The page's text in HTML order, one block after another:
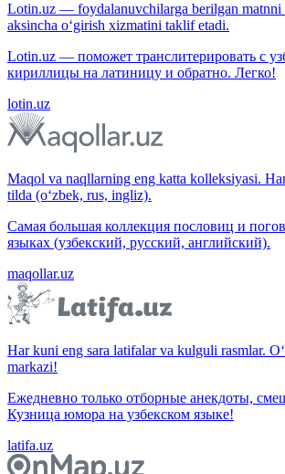
Lotin.uz — foydalanuvchilarga berilgan
aksincha o‘girish xizmatini taklif etadi.
Lotin.uz — поможет транслитерировать с
кириллицы на латиницу и обратно. Легко!
lotin.uz
Maqol va naqllarning eng katta kolleksiyasi.
tilda (o‘zbek, rus, ingliz).
Самая большая коллекция пословиц и
языках (узбекский, русский, английский).
maqollar.uz
Har kuni eng sara latifalar va kulguli rasmlar.
markazi!
Ежедневно только отборные анекдоты,
Кузница юмора на узбекском языке!
latifa.uz